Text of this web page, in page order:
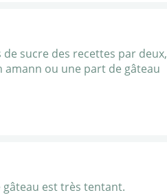
sucre des recettes par deux,
ou une part de gâteau
gâteau est très tentant.